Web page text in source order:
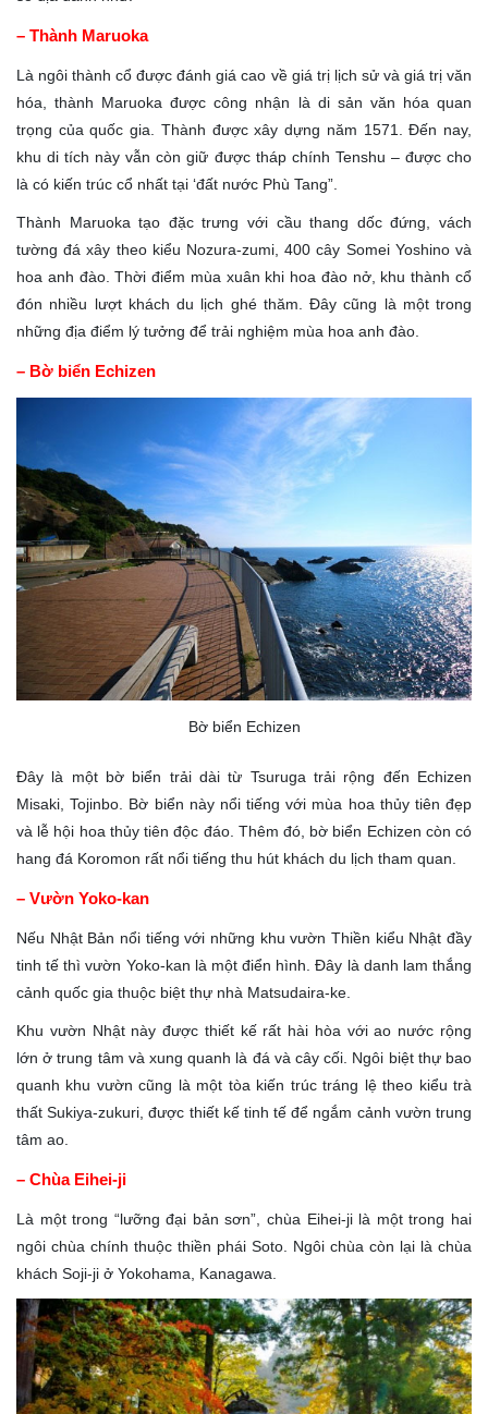
– Thành Maruoka
Là ngôi thành cổ được đánh giá cao về giá trị lịch sử và giá trị văn
hóa, thành Maruoka được công nhận là di sản văn hóa quan
trọng của quốc gia. Thành được xây dựng năm 1571. Đến nay,
khu di tích này vẫn còn giữ được tháp chính Tenshu – được cho
là có kiến trúc cổ nhất tại ‘đất nước Phù Tang”.
Thành Maruoka tạo đặc trưng với cầu thang dốc đứng, vách
tường đá xây theo kiểu Nozura-zumi, 400 cây Somei Yoshino và
hoa anh đào. Thời điểm mùa xuân khi hoa đào nở, khu thành cổ
đón nhiều lượt khách du lịch ghé thăm. Đây cũng là một trong
những địa điểm lý tưởng để trải nghiệm mùa hoa anh đào.
– Bờ biển Echizen
Bờ biển Echizen
Đây là một bờ biển trải dài từ Tsuruga trải rộng đến Echizen
Misaki, Tojinbo. Bờ biển này nổi tiếng với mùa hoa thủy tiên đẹp
và lễ hội hoa thủy tiên độc đáo. Thêm đó, bờ biển Echizen còn có
hang đá Koromon rất nổi tiếng thu hút khách du lịch tham quan.
– Vườn Yoko-kan
Nếu Nhật Bản nổi tiếng với những khu vườn Thiền kiểu Nhật đầy
tinh tế thì vườn Yoko-kan là một điển hình. Đây là danh lam thắng
cảnh quốc gia thuộc biệt thự nhà Matsudaira-ke.
Khu vườn Nhật này được thiết kế rất hài hòa với ao nước rộng
lớn ở trung tâm và xung quanh là đá và cây cối. Ngôi biệt thự bao
quanh khu vườn cũng là một tòa kiến trúc tráng lệ theo kiểu trà
thất Sukiya-zukuri, được thiết kế tinh tế để ngắm cảnh vườn trung
tâm ao.
– Chùa Eihei-ji
Là một trong “lưỡng đại bản sơn”, chùa Eihei-ji là một trong hai
ngôi chùa chính thuộc thiền phái Soto. Ngôi chùa còn lại là chùa
khách Soji-ji ở Yokohama, Kanagawa.